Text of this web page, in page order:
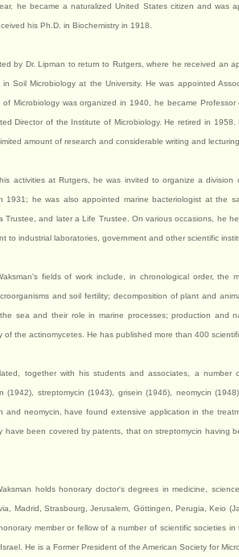
he became a naturalized United States citizen and was
his Ph.D. in Biochemistry in 1918.
by Dr. Lipman to return to Rutgers, where he received an
in Soil Microbiology at the University. He was appointed
of Microbiology was organized in 1940, he became
Director of the Institute of Microbiology. He retired in
amount of research and considerable writing and lecturing.
activities at Rutgers, he was invited to organize a
1931; he was also appointed marine bacteriologist at the
Trustee, and later a Life Trustee. On various occasions, he
to industrial laboratories, government and other scientific
fields of work include, in chronological order, the
and soil fertility; decomposition of plant and
sea and their role in marine processes; production and
of the actinomycetes. He has published more than 400
together with his students and associates, a number
(1942), streptomycin (1943), grisein (1946), neomycin
and neomycin, have found extensive application in the
have been covered by patents, that on streptomycin having
holds honorary doctor's degrees in medicine,
Madrid, Strasbourg, Jerusalem, Göttingen, Perugia, Keio
member or fellow of a number of scientific societies
He is a Former President of the American Society for